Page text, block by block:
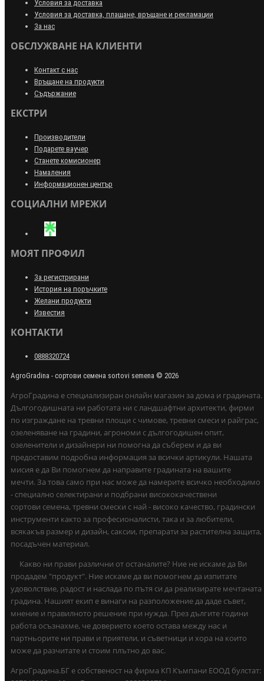
Условия за доставка
Условия за доставка, плащане, връщане и рекламации
За нас
ОБСЛУЖВАНЕ НА КЛИЕНТИ
Контакт с нас
Връщане на продукти
Съдържание
ЕКСТРИ
Производители
Подарете ваучер
Станете комисионер
Намаления
Информационен център
СОЦИАЛНИ МРЕЖИ
МОЯТ ПРОФИЛ
За регистрирани
История на поръчките
Желани продукти
Известия
КОНТАКТИ
0888320724
AgroGradina - сортови семена sortovi semena © 2026
АгроГрадина е специализиран онлайн магазин за дома и градината.
Дългогодишната ни работата ни с ландшафтни архитекти, фирми
по изграждане на тревни площи с чимове, тревни смеси и райграс,
озеленяване на градини, агрономи с дългогодишен опит,
озеленители и дизайнери ни помогна да съберем и да ви
предоставим подробна информация за всички артикули. Нашата
мисия е да Ви помогнем да направите градината на вашите
мечти. За това само при нас може да намерите всичко необходимо
- специално селектирани и подбрани висококачествени
сортови семена, тревни смески с най - високо качество, градински
инструменти както за професионалисти, така и за любители,
всякакъв размер и дизайн, саксии, препарати за растителна защита,
посадъчен материал.
Какво ни прави различни от останалите? Ние не искаме да Ви
продадем "продукт". Ние искаме да ви помогнем да изпитате
удоволствие, радост и наслада по пътя си да реализирате мечтаната
градина. Нашият екип е винаги на разположение да даде съвет,
мнение и правилното решение при нужда. През дългите години
работа осъзнахме, че доверието което остава между нас и
партньорите ни прави и приятели, и съветници и хора на които
може да разчитате и стоим плътно до вас.
АгроГрадина.БГ е собственост на фирма КП Къмпани ЕООД булстат: